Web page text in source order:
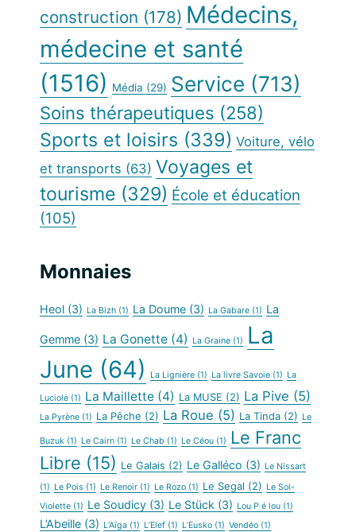
construction (178) Médecins,
médecine et santé
(1516) Média (29) Service (713)
Soins thérapeutiques (258)
Sports et loisirs (339) Voiture, vélo
et transports (63) Voyages et
tourisme (329) École et éducation
(105)
Monnaies
Heol (3) La Bizh (1) La Doume (3) La Gabare (1) La
Gemme (3) La Gonette (4) La Graine (1)
La
June (64) La Lignière (1) La livre Savoie (1) La
Luciole (1) La Maillette (4) La MUSE (2) La Pive (5)
La Pyrène (1) La Pêche (2) La Roue (5) La Tinda (2) Le
Buzuk (1) Le Cairn (1) Le Chab (1) Le Céou (1)
Le Franc
Libre (15) Le Galais (2) Le Galléco (3) Le Nissart
(1) Le Pois (1) Le Renoir (1) Le Rozo (1) Le Segal (2) Le Sol-
Violette (1) Le Soudicy (3) Le Stück (3) Lou P é lou (1)
L’Abeille (3) L’Aïga (1) L’Elef (1) L’Eusko (1) Vendéo (1)